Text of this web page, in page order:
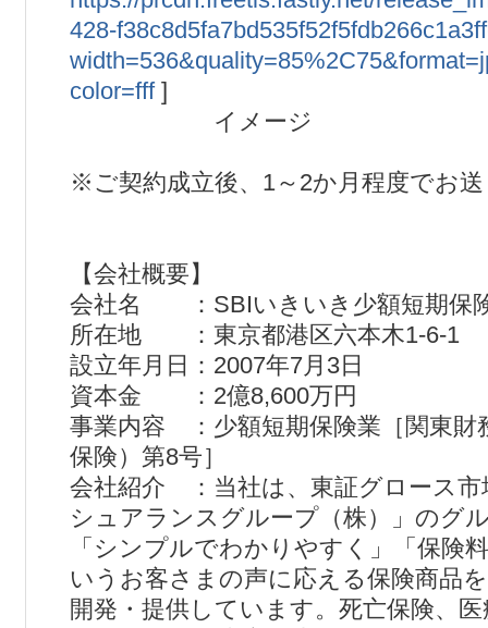
428-
color=fff]
イメージ
※ご契約成立後、1～2か月程度でお
【会社概要】
会社名 ：SBIいきいき少額短期保
所在地 ：東京都港区六本木1-6-1
設立年月日：2007年7月3日
資本金 ：2億8,600万円
事業内容 ：少額短期保険業［関東財
保険）第8号］
会社紹介 ：当社は、東証グロース市
シュアランスグループ（株）」のグ
「シンプルでわかりやすく」「保険
いうお客さまの声に応える保険商品を
開発・提供しています。死亡保険、